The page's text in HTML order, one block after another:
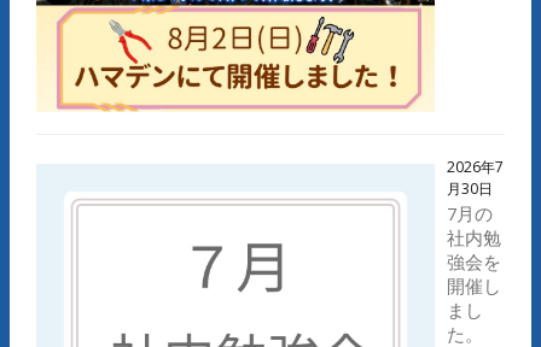
2026年7
月30日
7月の
社内勉
強会を
開催し
まし
た。